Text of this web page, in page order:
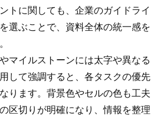
トに関しても、企業のガイドライ
選ぶことで、資料全体の統一感を
マイルストーンには太字や異なる
して強調すると、各タスクの優先
ります。背景色やセルの色も工夫
区切りが明確になり、情報を整理